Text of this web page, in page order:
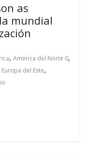
as
mundial
, América del Norte 0,
Europa del Este,